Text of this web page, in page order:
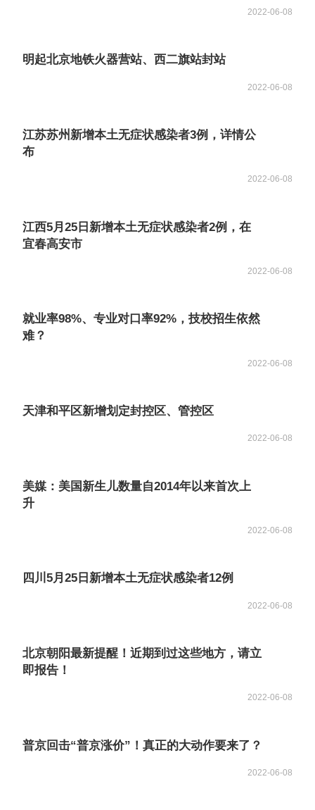
2022-06-08
明起北京地铁火器营站、西二旗站封站
2022-06-08
江苏苏州新增本土无症状感染者3例，详情公
布
2022-06-08
江西5月25日新增本土无症状感染者2例，在
宜春高安市
2022-06-08
就业率98%、专业对口率92%，技校招生依然
难？
2022-06-08
天津和平区新增划定封控区、管控区
2022-06-08
美媒：美国新生儿数量自2014年以来首次上
升
2022-06-08
四川5月25日新增本土无症状感染者12例
2022-06-08
北京朝阳最新提醒！近期到过这些地方，请立
即报告！
2022-06-08
普京回击“普京涨价”！真正的大动作要来了？
2022-06-08